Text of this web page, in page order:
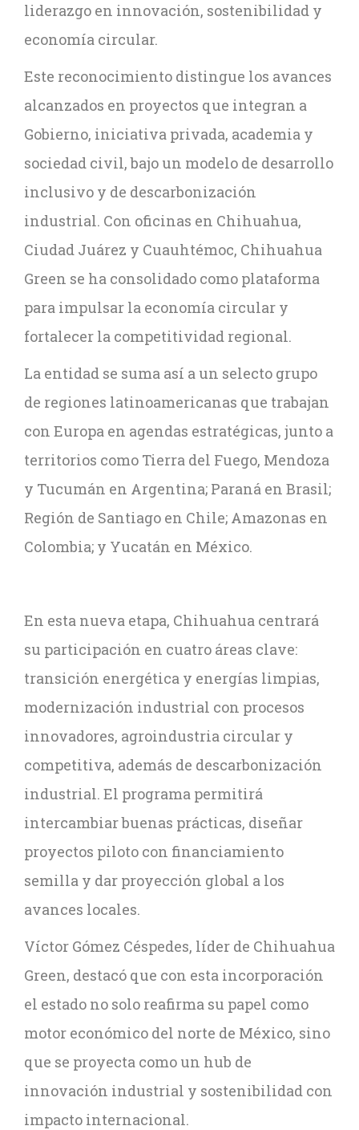
liderazgo en innovación, sostenibilidad y
economía circular.
Este reconocimiento distingue los avances
alcanzados en proyectos que integran a
Gobierno, iniciativa privada, academia y
sociedad civil, bajo un modelo de desarrollo
inclusivo y de descarbonización
industrial. Con oficinas en Chihuahua,
Ciudad Juárez y Cuauhtémoc, Chihuahua
Green se ha consolidado como plataforma
para impulsar la economía circular y
fortalecer la competitividad regional.
La entidad se suma así a un selecto grupo
de regiones latinoamericanas que trabajan
con Europa en agendas estratégicas, junto a
territorios como Tierra del Fuego, Mendoza
y Tucumán en Argentina; Paraná en Brasil;
Región de Santiago en Chile; Amazonas en
Colombia; y Yucatán en México.
En esta nueva etapa, Chihuahua centrará
su participación en cuatro áreas clave:
transición energética y energías limpias,
modernización industrial con procesos
innovadores, agroindustria circular y
competitiva, además de descarbonización
industrial. El programa permitirá
intercambiar buenas prácticas, diseñar
proyectos piloto con financiamiento
semilla y dar proyección global a los
avances locales.
Víctor Gómez Céspedes, líder de Chihuahua
Green, destacó que con esta incorporación
el estado no solo reafirma su papel como
motor económico del norte de México, sino
que se proyecta como un hub de
innovación industrial y sostenibilidad con
impacto internacional.